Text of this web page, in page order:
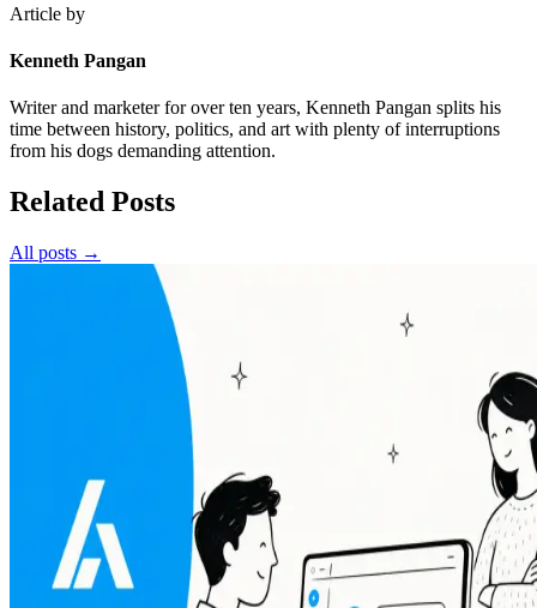
Article by
Kenneth Pangan
Writer and marketer for over ten years, Kenneth Pangan splits his
time between history, politics, and art with plenty of interruptions
from his dogs demanding attention.
Related Posts
All posts →